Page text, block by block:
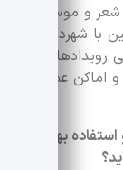
و موسیقی با
با شهرداری
رویدادهای
اماکن عمومی
بهتر از